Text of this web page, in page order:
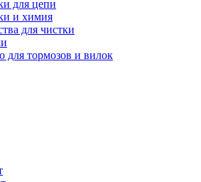
для цепи
и химия
для чистки
для тормозов и вилок